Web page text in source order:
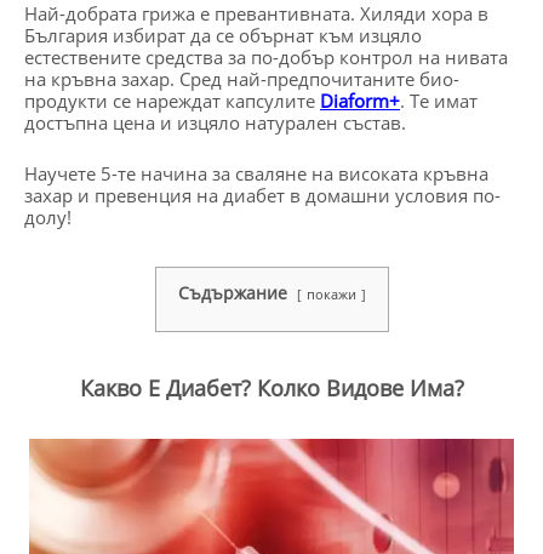
Най-добрата грижа е превантивната. Хиляди хора в
България избират да се обърнат към изцяло
естествените средства за по-добър контрол на нивата
на кръвна захар. Сред най-предпочитаните био-
продукти се нареждат капсулите Diaform+. Те имат
достъпна цена и изцяло натурален състав.
Научете 5-те начина за сваляне на високата кръвна
захар и превенция на диабет в домашни условия по-
долу!
Съдържание покажи
Какво Е Диабет? Колко Видове Има?